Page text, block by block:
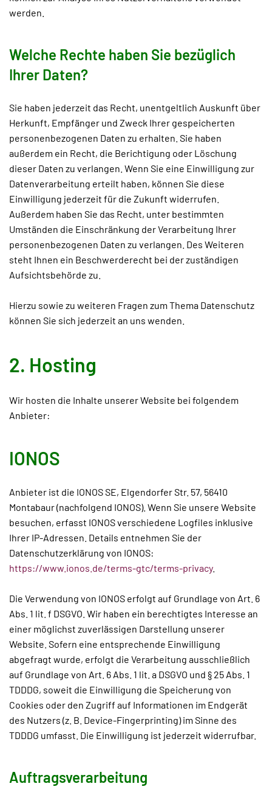
werden.
Welche Rechte haben Sie bezüglich
Ihrer Daten?
Sie haben jederzeit das Recht, unentgeltlich Auskunft über
Herkunft, Empfänger und Zweck Ihrer gespeicherten
personenbezogenen Daten zu erhalten. Sie haben
außerdem ein Recht, die Berichtigung oder Löschung
dieser Daten zu verlangen. Wenn Sie eine Einwilligung zur
Datenverarbeitung erteilt haben, können Sie diese
Einwilligung jederzeit für die Zukunft widerrufen.
Außerdem haben Sie das Recht, unter bestimmten
Umständen die Einschränkung der Verarbeitung Ihrer
personenbezogenen Daten zu verlangen. Des Weiteren
steht Ihnen ein Beschwerderecht bei der zuständigen
Aufsichtsbehörde zu.
Hierzu sowie zu weiteren Fragen zum Thema Datenschutz
können Sie sich jederzeit an uns wenden.
2. Hosting
Wir hosten die Inhalte unserer Website bei folgendem
Anbieter:
IONOS
Anbieter ist die IONOS SE, Elgendorfer Str. 57, 56410
Montabaur (nachfolgend IONOS). Wenn Sie unsere Website
besuchen, erfasst IONOS verschiedene Logfiles inklusive
Ihrer IP-Adressen. Details entnehmen Sie der
Datenschutzerklärung von IONOS:
https://www.ionos.de/terms-gtc/terms-privacy.
Die Verwendung von IONOS erfolgt auf Grundlage von Art. 6
Abs. 1 lit. f DSGVO. Wir haben ein berechtigtes Interesse an
einer möglichst zuverlässigen Darstellung unserer
Website. Sofern eine entsprechende Einwilligung
abgefragt wurde, erfolgt die Verarbeitung ausschließlich
auf Grundlage von Art. 6 Abs. 1 lit. a DSGVO und § 25 Abs. 1
TDDDG, soweit die Einwilligung die Speicherung von
Cookies oder den Zugriff auf Informationen im Endgerät
des Nutzers (z. B. Device-Fingerprinting) im Sinne des
TDDDG umfasst. Die Einwilligung ist jederzeit widerrufbar.
Auftragsverarbeitung